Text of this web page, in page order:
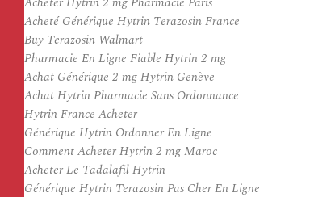
Acheté Générique Hytrin Terazosin France
Buy Terazosin Walmart
Pharmacie En Ligne Fiable Hytrin 2 mg
Achat Générique 2 mg Hytrin Genève
Achat Hytrin Pharmacie Sans Ordonnance
Hytrin France Acheter
Générique Hytrin Ordonner En Ligne
Comment Acheter Hytrin 2 mg Maroc
Acheter Le Tadalafil Hytrin
Générique Hytrin Terazosin Pas Cher En Ligne